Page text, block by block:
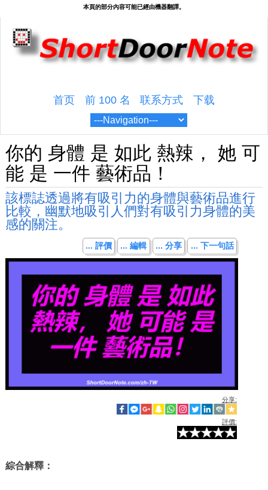
首页 前 100 名 联系方式 下载
你的 身體 是 如此 熱辣， 她 可
能 是 一件 藝術品！
該標誌透過將有吸引力的身體與藝術品進行
比較，幽默地吸引人們對有吸引力身體的美
感的關注。
... 評價 ... 編輯 ... 分享 ... 下一句話
分享:
評價:
綜合解釋：